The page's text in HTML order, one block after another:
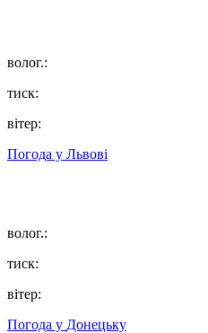
волог.:
тиск:
вітер:
Погода у Львові
волог.:
тиск:
вітер:
Погода у Донецьку